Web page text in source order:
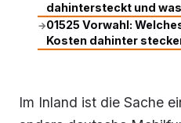
dahintersteckt und
→01525 Vorwahl:
Kosten dahinter
Im Inland ist die Sache